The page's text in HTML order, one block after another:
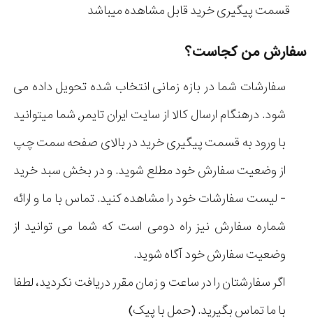
قسمت پیگیری خرید قابل مشاهده میباشد
سفارش من کجاست؟
سفارشات شما در بازه زمانی انتخاب شده تحویل داده می
شود. درهنگام ارسال کالا از سایت ایران تایمر٬ شما میتوانید
با ورود به قسمت پیگیری خرید در بالای صفحه سمت چپ
از وضعیت سفارش خود مطلع شوید. و در بخش سبد خرید
- لیست سفارشات خود را مشاهده کنید. تماس با ما و ارائه
شماره سفارش نیز راه دومی است که شما می توانید از
وضعیت سفارش خود آگاه شوید.
اگر سفارشتان را در ساعت و زمان مقرر دریافت نکردید، لطفا
با ما تماس بگیرید. (حمل با پیک)